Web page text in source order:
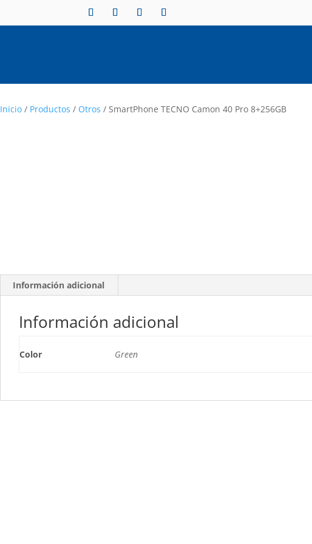
Inicio / Productos / Otros / SmartPhone TECNO Camon 40 Pro 8+256GB
Información adicional
Información adicional
Color Green